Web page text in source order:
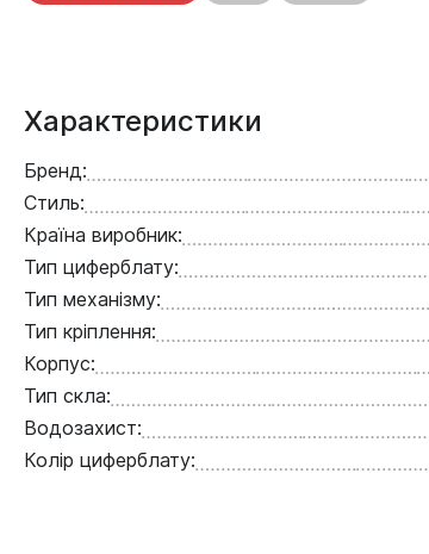
Характеристики
Бренд:
Стиль:
Країна виробник:
Тип циферблату:
Тип механізму:
Тип кріплення:
Корпус:
Тип скла:
Водозахист:
Колір циферблату: